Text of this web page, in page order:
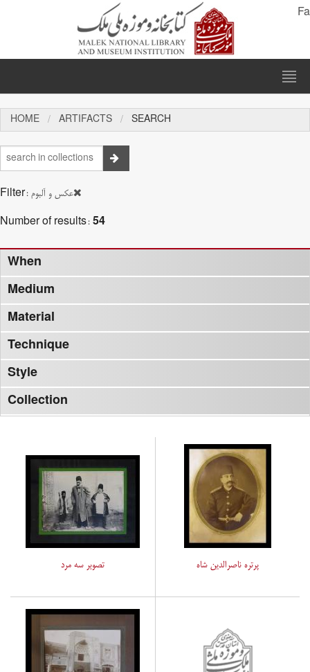
Fa
HOME ARTIFACTS SEARCH
Filter:عکس و آلبوم
Number of results:54
When
Medium
Material
Technique
Style
Collection
تصویر سه مرد پرتره ناصرالدین شاه